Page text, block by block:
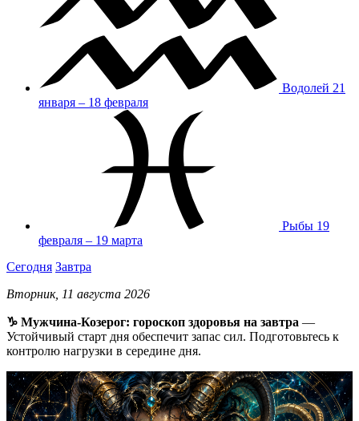
Водолей 21
января – 18 февраля
Рыбы 19
февраля – 19 марта
Сегодня Завтра
Вторник, 11 августа 2026
♑ Мужчина-Козерог: гороскоп здоровья на завтра —
Устойчивый старт дня обеспечит запас сил. Подготовьтесь к
контролю нагрузки в середине дня.